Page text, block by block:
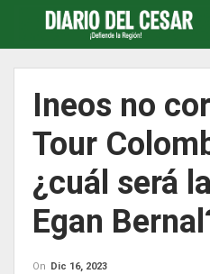
Ineos no
Tour
¿cuál será
Egan
On Dic 16, 2023